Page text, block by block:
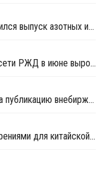
В России в первом полугодии уменьшился выпуск азотных и фосфорных удобрений
Перевозка экспортных удобрений по сети РЖД в июне выросла на 11,2%
ФАС предложила снять ограничения на публикацию внебиржевых индексов на удобрения
Арбитраж арестовал сухогруз с удобрениями для китайской компании